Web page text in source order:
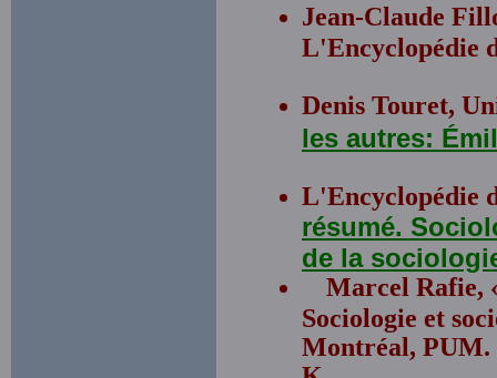
Jean-Claude
L'Encyclopédie
Denis Touret,
les autres:
L'Encyclopédie
résumé.
de la
Marcel Rafie,
Sociologie et
Montréal, PUM.